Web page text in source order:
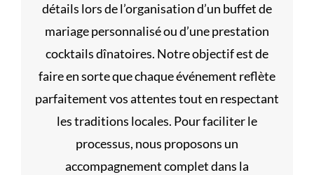
détails lors de l’organisation d’un buffet de
mariage personnalisé ou d’une prestation
cocktails dînatoires. Notre objectif est de
faire en sorte que chaque événement reflète
parfaitement vos attentes tout en respectant
les traditions locales. Pour faciliter le
processus, nous proposons un
accompagnement complet dans la